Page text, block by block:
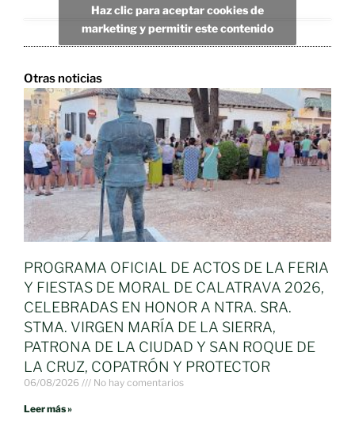
Haz clic para aceptar cookies de
marketing y permitir este contenido
Otras noticias
PROGRAMA OFICIAL DE ACTOS DE LA FERIA
Y FIESTAS DE MORAL DE CALATRAVA 2026,
CELEBRADAS EN HONOR A NTRA. SRA.
STMA. VIRGEN MARÍA DE LA SIERRA,
PATRONA DE LA CIUDAD Y SAN ROQUE DE
LA CRUZ, COPATRÓN Y PROTECTOR
06/08/2026 No hay comentarios
Leer más »